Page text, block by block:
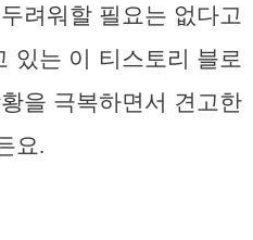
려워할 필요는 없다고
있는 이 티스토리 블로
을 극복하면서 견고한
요.